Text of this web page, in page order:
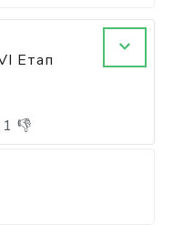
Етап
1 👎